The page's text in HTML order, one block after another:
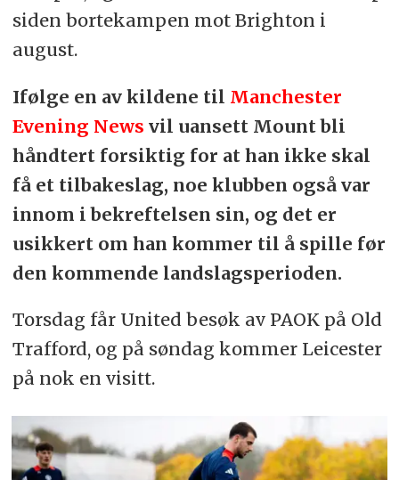
siden bortekampen mot Brighton i
august.
Ifølge en av kildene til Manchester
Evening News vil uansett Mount bli
håndtert forsiktig for at han ikke skal
få et tilbakeslag, noe klubben også var
innom i bekreftelsen sin, og det er
usikkert om han kommer til å spille før
den kommende landslagsperioden.
Torsdag får United besøk av PAOK på Old
Trafford, og på søndag kommer Leicester
på nok en visitt.